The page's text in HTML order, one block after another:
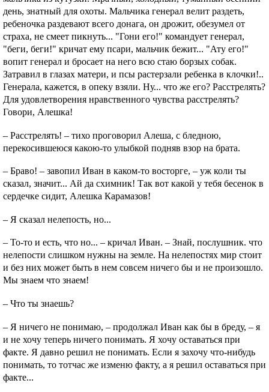
день, знатный для охоты. Мальчика генерал велит раздеть,
ребеночка раздевают всего донага, он дрожит, обезумел от
страха, не смеет пикнуть... "Гони его!" командует генерал,
"беги, беги!" кричат ему псари, мальчик бежит... "Ату его!"
вопит генерал и бросает на него всю стаю борзых собак.
Затравил в глазах матери, и псы растерзали ребенка в клочки!..
Генерала, кажется, в опеку взяли. Ну... что же его? Расстрелять?
Для удовлетворения нравственного чувства расстрелять?
Говори, Алешка!
– Расстрелять! – тихо проговорил Алеша, с бледною,
перекосившеюся какою-то улыбкой подняв взор на брата.
– Браво! – завопил Иван в каком-то восторге, – уж коли ты
сказал, значит... Ай да схимник! Так вот какой у тебя бесенок в
сердечке сидит, Алешка Карамазов!
– Я сказал нелепость, но...
– То-то и есть, что но... – кричал Иван. – Знай, послушник. что
нелепости слишком нужны на земле. На нелепостях мир стоит
и без них может быть в нем совсем ничего бы и не произошло.
Мы знаем что знаем!
– Что ты знаешь?
– Я ничего не понимаю, – продолжал Иван как бы в бреду, – я
и не хочу теперь ничего понимать. Я хочу оставаться при
факте. Я давно решил не понимать. Если я захочу что-нибудь
понимать, то тотчас же изменю факту, а я решил оставаться при
факте...